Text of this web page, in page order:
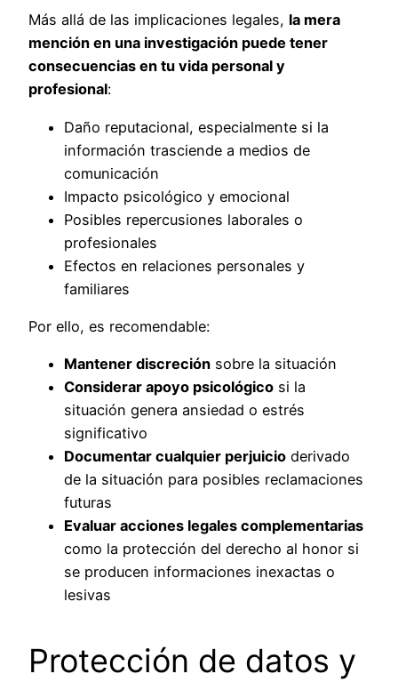
Más allá de las implicaciones legales, la mera
mención en una investigación puede tener
consecuencias en tu vida personal y
profesional:
Daño reputacional, especialmente si la
información trasciende a medios de
comunicación
Impacto psicológico y emocional
Posibles repercusiones laborales o
profesionales
Efectos en relaciones personales y
familiares
Por ello, es recomendable:
Mantener discreción sobre la situación
Considerar apoyo psicológico si la
situación genera ansiedad o estrés
significativo
Documentar cualquier perjuicio derivado
de la situación para posibles reclamaciones
futuras
Evaluar acciones legales complementarias
como la protección del derecho al honor si
se producen informaciones inexactas o
lesivas
Protección de datos y